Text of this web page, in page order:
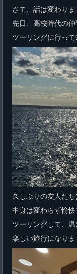
さて、話は変わり
先日、高校時代の
ツーリングに行って
久しぶりの友人た
中身は変わらず愉
ツーリングして、
楽しい旅行になりま